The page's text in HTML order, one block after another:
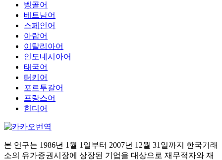
벵골어
베트남어
스페인어
아랍어
이탈리아어
인도네시아어
태국어
터키어
포르투갈어
프랑스어
힌디어
본 연구는 1986년 1월 1일부터 2007년 12월 31일까지 한국거래
소의 유가증권시장에 상장된 기업을 대상으로 재무적자와 재